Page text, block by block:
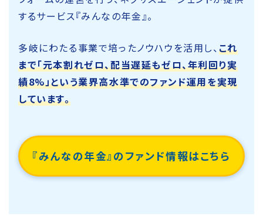
するサービス『みんなの年金』。
多岐にわたる事業で培ったノウハウを活用し、これ
まで「元本割れゼロ、配当遅延もゼロ、年利回り実
績8%」という業界高水準でのファンド運用を実現
しています。
『みんなの年金』のファンド情報はこちら